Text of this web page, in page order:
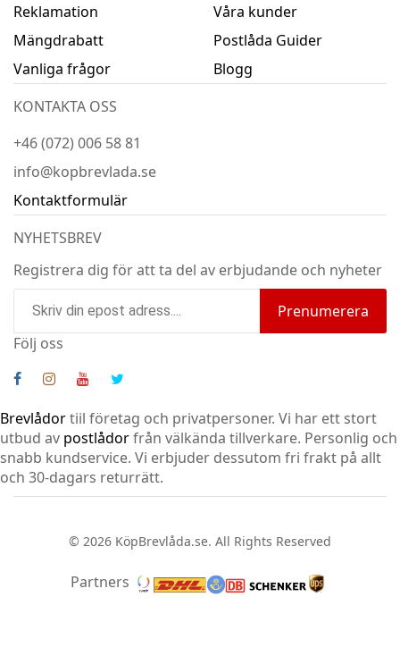
Reklamation
Mängdrabatt
Vanliga frågor
Våra kunder
Postlåda Guider
Blogg
KONTAKTA OSS
+46 (072) 006 58 81
info@kopbrevlada.se
Kontaktformulär
NYHETSBREV
Registrera dig för att ta del av erbjudande och nyheter
Prenumerera
Följ oss
Brevlådortiil företag och privatpersoner. Vi har ett stort
utbud av postlådorfrån välkända tillverkare. Personlig och
snabb kundservice. Vi erbjuder dessutom fri frakt på allt
och 30-dagars returrätt.
© 2026 KöpBrevlåda.se. All Rights Reserved
Partners